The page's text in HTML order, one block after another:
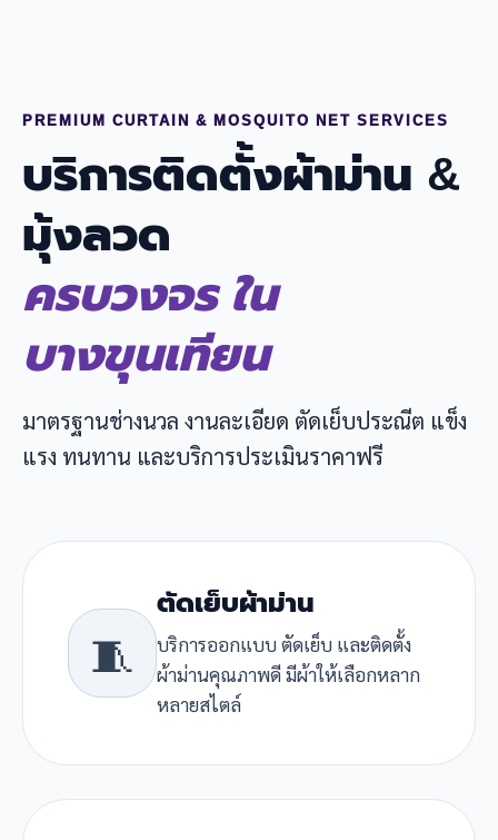
PREMIUM CURTAIN & MOSQUITO NET SERVICES
บริการติดตั้งผ้าม่าน &
มุ้งลวด
ครบวงจร ใน
บางขุนเทียน
มาตรฐานช่างนวล งานละเอียด ตัดเย็บประณีต แข็ง
แรง ทนทาน และบริการประเมินราคาฟรี
🧵
ตัดเย็บผ้าม่าน
บริการออกแบบ ตัดเย็บ และติดตั้ง
ผ้าม่านคุณภาพดี มีผ้าให้เลือกหลาก
หลายสไตล์